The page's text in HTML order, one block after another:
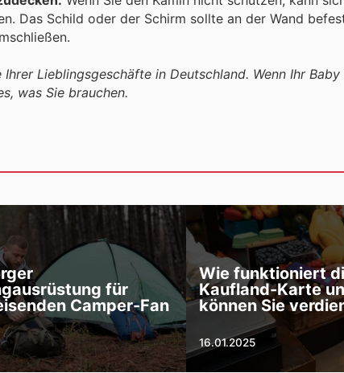
Das Schild oder der Schirm sollte an der Wand
Lieblingsgeschäfte in Deutschland. Wenn Ihr
was Sie brauchen.
für
Camper-Fan
Wie funktioniert
Kaufland-Karte
können Sie
16.01.2025